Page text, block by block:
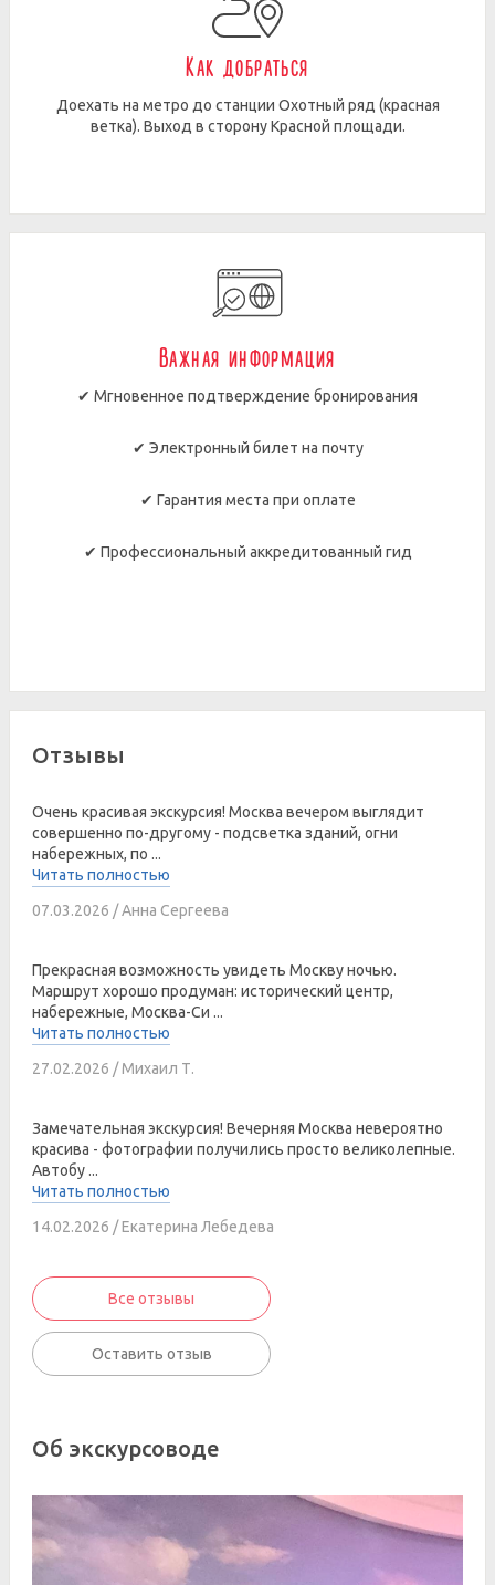
Как добраться
Доехать на метро до станции Охотный ряд (красная
ветка). Выход в сторону Красной площади.
Важная информация
✔ Мгновенное подтверждение бронирования
✔ Электронный билет на почту
✔ Гарантия места при оплате
✔ Профессиональный аккредитованный гид
Отзывы
Очень красивая экскурсия! Москва вечером выглядит
совершенно по-другому - подсветка зданий, огни
набережных, по ...
Читать полностью
07.03.2026 / Анна Сергеева
Прекрасная возможность увидеть Москву ночью.
Маршрут хорошо продуман: исторический центр,
набережные, Москва-Си ...
Читать полностью
27.02.2026 / Михаил Т.
Замечательная экскурсия! Вечерняя Москва невероятно
красива - фотографии получились просто великолепные.
Автобу ...
Читать полностью
14.02.2026 / Екатерина Лебедева
Все отзывы
Оставить отзыв
Об экскурсоводе